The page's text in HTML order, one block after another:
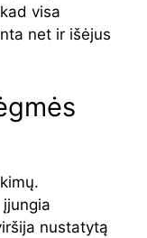
visa
net ir išėjus
nustatytą